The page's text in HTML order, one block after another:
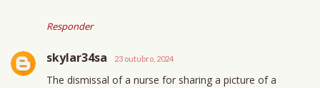
Responder
skylar34sa 23 outubro, 2024
The dismissal of a nurse for sharing a picture of a